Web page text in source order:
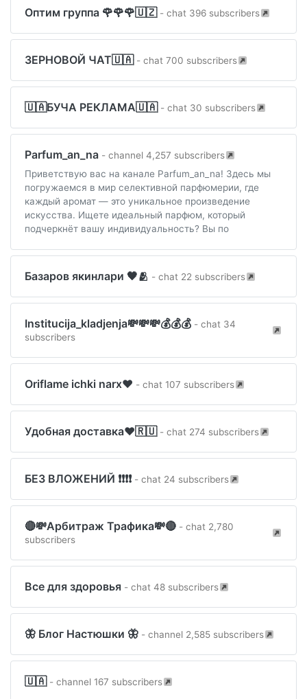
Оптим группа 🌹🌹🌹🇺🇿 - chat 396 subscribers
ЗЕРНОВОЙ ЧАТ🇺🇦 - chat 700 subscribers
🇺🇦БУЧА РЕКЛАМА🇺🇦 - chat 30 subscribers
Parfum_an_na - channel 4,257 subscribers
Приветствую вас на канале Parfum_an_na! Здесь мы
погружаемся в мир селективной парфюмерии, где
каждый аромат — это уникальное произведение
искусства. Ищете идеальный парфюм, который
подчеркнёт вашу индивидуальность? Вы по
Базаров якинлари 🖤🫂 - chat 22 subscribers
Institucija_kladjenja💸💸💸💰💰💰 - chat 34
subscribers
Oriflame ichki narx❤️ - chat 107 subscribers
Удобная доставка❤️🇷🇺 - chat 274 subscribers
БЕЗ ВЛОЖЕНИЙ ❗❗❗❗ - chat 24 subscribers
🔴💸Арбитраж Трафика💸🔴 - chat 2,780
subscribers
Все для здоровья - chat 48 subscribers
🦋 Блог Настюшки 🦋 - channel 2,585 subscribers
🇺🇦 - channel 167 subscribers